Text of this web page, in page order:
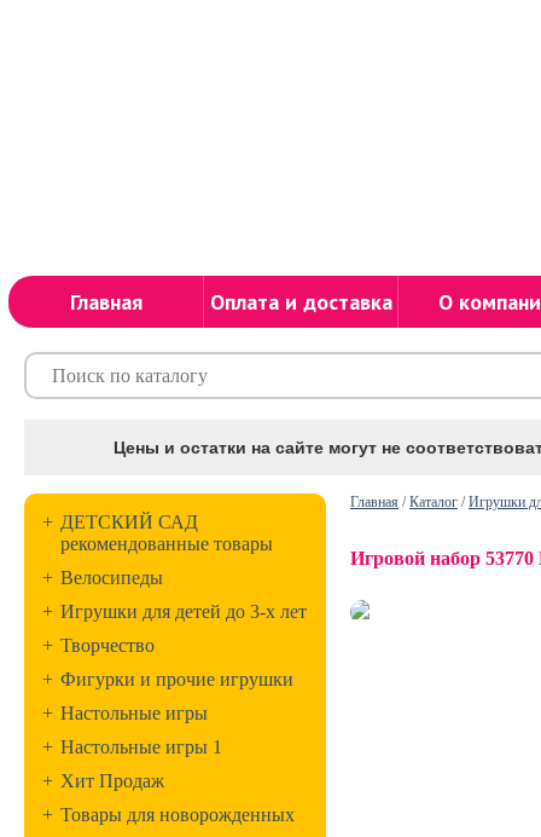
Главная Оплата и доставка О
Цены и остатки на сайте могут не
+ ДЕТСКИЙ САД
рекомендованные товары
+ Велосипеды
+ Игрушки для детей до 3-х лет
+ Творчество
+ Фигурки и прочие игрушки
+ Настольные игры
+ Настольные игры 1
+ Хит Продаж
+ Товары для новорожденных
Главная /Каталог /Игрушки
Игровой набор